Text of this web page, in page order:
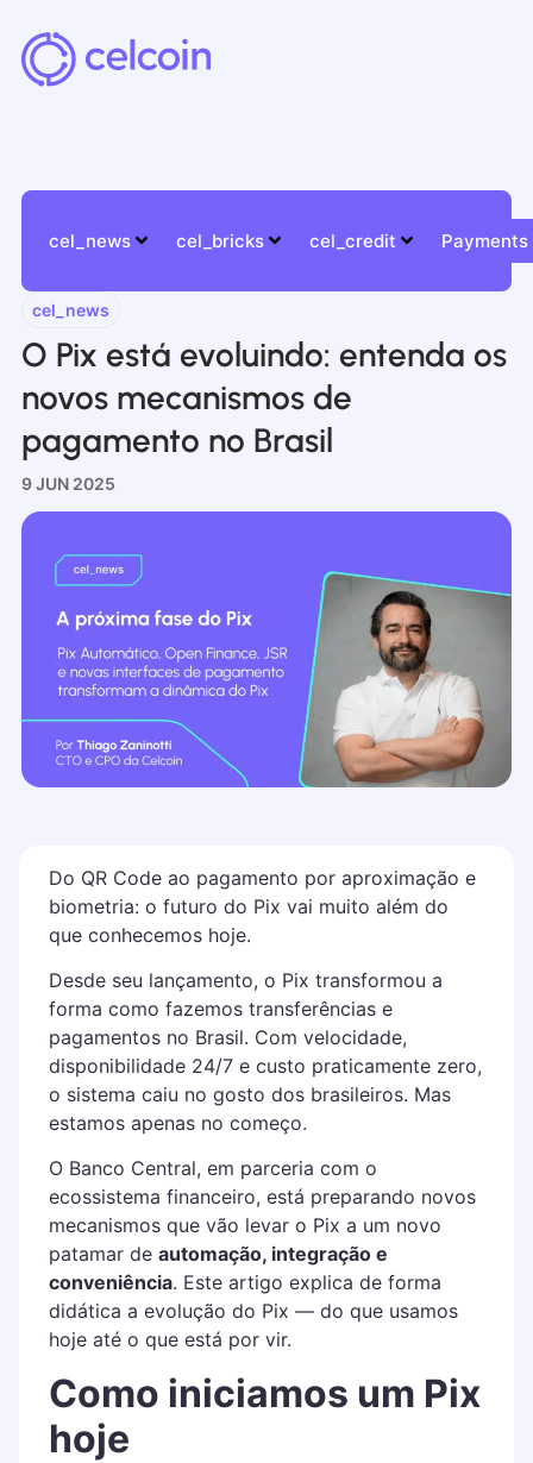
cel_news cel_bricks cel_credit Payments
cel_news
O Pix está evoluindo: entenda os
novos mecanismos de
pagamento no Brasil
9 JUN 2025
Do QR Code ao pagamento por aproximação e
biometria: o futuro do Pix vai muito além do
que conhecemos hoje.
Desde seu lançamento, o Pix transformou a
forma como fazemos transferências e
pagamentos no Brasil. Com velocidade,
disponibilidade 24/7 e custo praticamente zero,
o sistema caiu no gosto dos brasileiros. Mas
estamos apenas no começo.
O Banco Central, em parceria com o
ecossistema financeiro, está preparando novos
mecanismos que vão levar o Pix a um novo
patamar de automação, integração e
conveniência. Este artigo explica de forma
didática a evolução do Pix — do que usamos
hoje até o que está por vir.
Como iniciamos um Pix
hoje